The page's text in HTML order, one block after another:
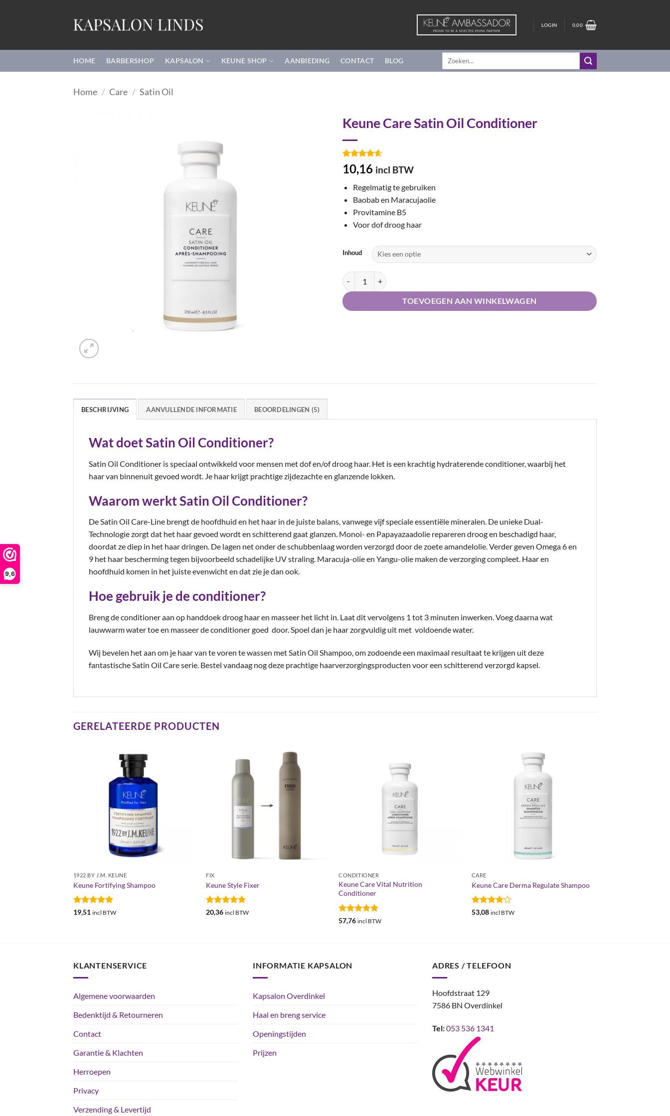
9,6
LOGIN 0,00
HOME BARBERSHOP KAPSALON KEUNE SHOP AANBIEDING CONTACT BLOG
Zoeken
Home / Care / Satin Oil
Keune Care Satin Oil Conditioner
Gewaardeerd
4.6op 5
op
5
klant
waarderingen
10,16 incl BTW
Regelmatig te gebruiken
Baobab en Maracujaolie
Provitamine B5
Voor dof droog haar
Inhoud
Keune Care Satin Oil Conditioner aantal
TOEVOEGEN AAN WINKELWAGEN
BESCHRIJVING AANVULLENDE INFORMATIE BEOORDELINGEN (5)
Wat doet Satin Oil Conditioner?
Satin Oil Conditioner is speciaal ontwikkeld voor mensen met dof en/of droog haar. Het is een krachtig hydraterende conditioner, waarbij het
haar van binnenuit gevoed wordt. Je haar krijgt prachtige zijdezachte en glanzende lokken.
Waarom werkt Satin Oil Conditioner?
De Satin Oil Care-Line brengt de hoofdhuid en het haar in de juiste balans, vanwege vijf speciale essentiële mineralen. De unieke Dual-
Technologie zorgt dat het haar gevoed wordt en schitterend gaat glanzen. Monoi- en Papayazaadolie repareren droog en beschadigd haar,
doordat ze diep in het haar dringen. De lagen net onder de schubbenlaag worden verzorgd door de zoete amandelolie. Verder geven Omega 6 en
9 het haar bescherming tegen bijvoorbeeld schadelijke UV straling. Maracuja-olie en Yangu-olie maken de verzorging compleet. Haar en
hoofdhuid komen in het juiste evenwicht en dat zie je dan ook.
Hoe gebruik je de conditioner?
Breng de conditioner aan op handdoek droog haar en masseer het licht in. Laat dit vervolgens 1 tot 3 minuten inwerken. Voeg daarna wat
lauwwarm water toe en masseer de conditioner goed door. Spoel dan je haar zorgvuldig uit met voldoende water.
Wij bevelen het aan om je haar van te voren te wassen met Satin Oil Shampoo, om zodoende een maximaal resultaat te krijgen uit deze
fantastische Satin Oil Care serie. Bestel vandaag nog deze prachtige haarverzorgingsproducten voor een schitterend verzorgd kapsel.
GERELATEERDE PRODUCTEN
1922 BY J.M. KEUNE
Keune Fortifying Shampoo
Gewaardeerd
19,51 incl BTW
FIX
Keune Style Fixer
Gewaardeerd
20,36 incl BTW
CONDITIONER
Keune Care Vital Nutrition
Conditioner
Gewaardeerd
57,76 incl BTW
CARE
Keune Care Derma Regulate Shampoo
Gewaardeerd
53,08 incl BTW
KLANTENSERVICE
Algemene voorwaarden
Bedenktijd & Retourneren
Contact
Garantie & Klachten
Herroepen
Privacy
Verzending & Levertijd
INFORMATIE KAPSALON
Kapsalon Overdinkel
Haal en breng service
Openingstijden
Prijzen
ADRES / TELEFOON
Hoofdstraat 129
7586 BN Overdinkel
Tel:053 536 1341